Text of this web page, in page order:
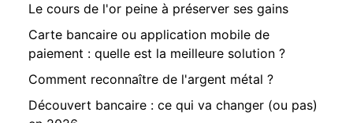
Le cours de l'or peine à préserver ses gains
Carte bancaire ou application mobile de
paiement : quelle est la meilleure solution ?
Comment reconnaître de l'argent métal ?
Découvert bancaire : ce qui va changer (ou pas)